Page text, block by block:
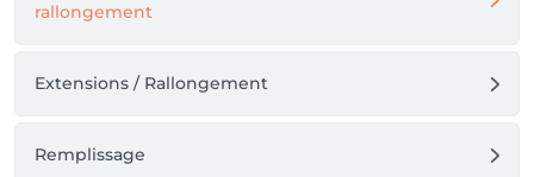
rallongement
Extensions / Rallongement
Remplissage